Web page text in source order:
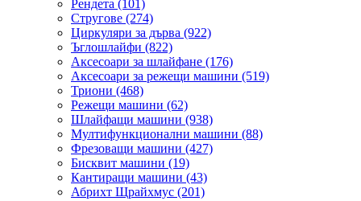
Рендета (101)
Стругове (274)
Циркуляри за дърва (922)
Ъглошлайфи (822)
Аксесоари за шлайфане (176)
Аксесоари за режещи машини (519)
Триони (468)
Режещи машини (62)
Шлайфащи машини (938)
Мултифункционални машини (88)
Фрезоващи машини (427)
Бисквит машини (19)
Кантиращи машини (43)
Абрихт Щрайхмус (201)